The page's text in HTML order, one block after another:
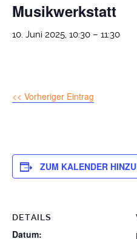
Musikwerkstatt
10. Juni 2025, 10:30 – 11:30
<< Vorheriger Eintrag
ZUM KALENDER
DETAILS
Datum: